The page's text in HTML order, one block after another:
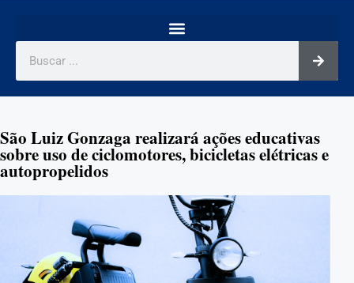
São Luiz Gonzaga realizará ações educativas
sobre uso de ciclomotores, bicicletas elétricas e
autopropelidos